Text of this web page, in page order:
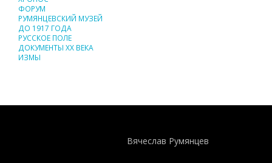
ФОРУМ
РУМЯНЦЕВСКИЙ МУЗЕЙ
ДО 1917 ГОДА
РУССКОЕ ПОЛЕ
ДОКУМЕНТЫ XX ВЕКА
ИЗМЫ
Вячеслав Румянцев